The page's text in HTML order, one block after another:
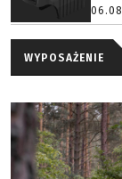
WYPOSAŻENIE